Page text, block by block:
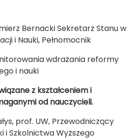
Bernacki Sekretarz Stanu w
i Nauki, Pełnomocnik
wdrażania reformy
i nauki
z kształceniem i
od nauczycieli.
prof. UW, Przewodniczący
i Szkolnictwa Wyższego